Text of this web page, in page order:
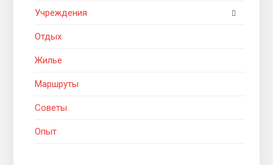
Учреждения
Отдых
Жилье
Маршруты
Советы
Опыт